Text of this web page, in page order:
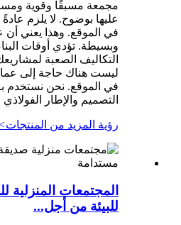
مجمعة مسبقًا وقوية
عليها بوضوح. لا يلزم
في الموقع. وهذا يعني أن
وبسيطة. تؤدي أوقات
ليست هناك حاجة إلى
في الموقع. نحن نستخدم
التصميم والإطار
رؤية المزيد من المنتجات>
المجتمعات المنزلية
للبيئة من أجل...